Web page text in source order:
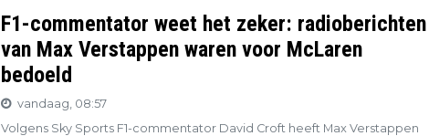
F1-commentator weet het zeker: radioberichten
van Max Verstappen waren voor McLaren
bedoeld
vandaag, 08:57
Volgens Sky Sports F1-commentator David Croft heeft Max Verstappen